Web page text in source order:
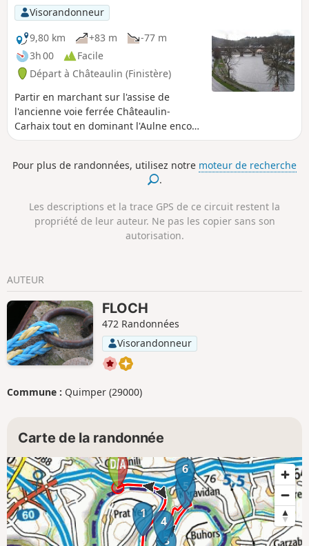
Visorandonneur
9,80 km
+83 m
-77 m
3h 00
Facile
Départ à Châteaulin (Finistère)
Partir en marchant sur l'assise de
l'ancienne voie ferrée Châteaulin-
Carhaix tout en dominant l'Aulne encore
canalisée, poursuivre sur une ancienne
de halage du Canal de Nantes à Brest
pour découvrir, en fin de parcours, le
Pour plus de randonnées, utilisez notre moteur de recherche
.
Les descriptions et la trace GPS de ce circuit restent la
propriété de leur auteur. Ne pas les copier sans son
autorisation.
AUTEUR
FLOCH
472 Randonnées
Visorandonneur
Commune : Quimper (29000)
Carte de la randonnée
1
3
4
5
6